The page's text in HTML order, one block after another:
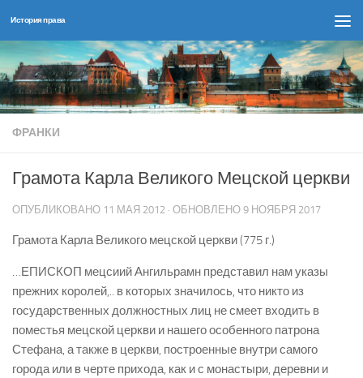
Перейти к содержимому
История права
ФРАНКИ
Грамота Карла Великого Мецской церкви
ОПУБЛИКОВАНО 11 МАЯ 2012 · ОБНОВЛЕНО 9 НОЯБРЯ 2017
Грамота Карла Великого мецской церкви (775 г.)
…ЕПИСКОП мецсиий Ангильрамн представил нам указы
прежних королей,.. в которых значилось, что никто из
государственных должностных лиц не смеет входить в
поместья мецской церкви и нашего особенного патрона
Стефана, а также в церкви, построенные внутри самого
города или в черте прихода, как и с монастыри, деревни и